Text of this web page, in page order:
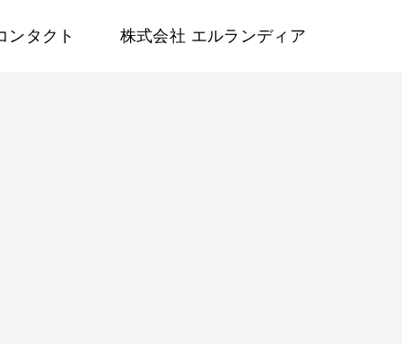
ンタクト 株式会社 エルランディア